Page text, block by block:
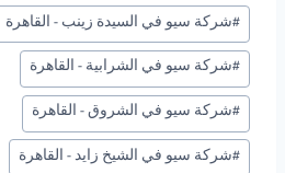
#شركة سيو في السيدة زينب - القاهرة
#شركة سيو في الشرابية - القاهرة
#شركة سيو في الشروق - القاهرة
#شركة سيو في الشيخ زايد - القاهرة